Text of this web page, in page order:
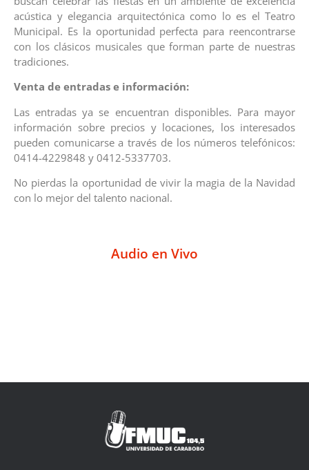
acústica y elegancia arquitectónica como lo es el Teatro
Municipal. Es la oportunidad perfecta para reencontrarse
con los clásicos musicales que forman parte de nuestras
tradiciones.
Venta de entradas e información:
Las entradas ya se encuentran disponibles. Para mayor
información sobre precios y locaciones, los interesados
pueden comunicarse a través de los números telefónicos:
0414-4229848 y 0412-5337703.
No pierdas la oportunidad de vivir la magia de la Navidad
con lo mejor del talento nacional.
Audio en Vivo